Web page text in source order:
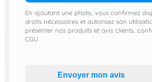
En ajoutant une photo, vous confirmez
droits nécessaires et autorisez son
présenter nos produits et avis clients,
CGU.
Envoyer mon avis